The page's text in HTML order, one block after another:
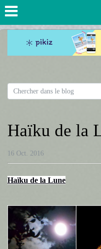
Haïku de la
16 Oct. 2016
Haïku de la Lune